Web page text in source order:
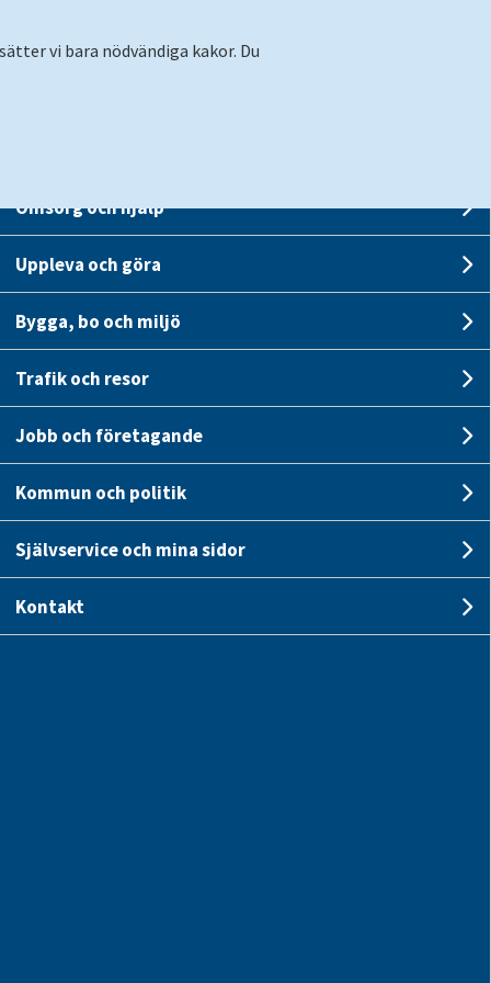
vi bara nödvändiga kakor. Du
Translate
Stäng
Omsorg och hjälp
Uppleva och göra
Bygga, bo och miljö
Trafik och resor
Jobb och företagande
Kommun och politik
Självservice och mina sidor
Kontakt
kommun.
av eldrivna